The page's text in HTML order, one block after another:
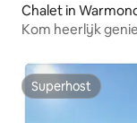
Chalet in
Kom heerlijk
Superhost
Superhost